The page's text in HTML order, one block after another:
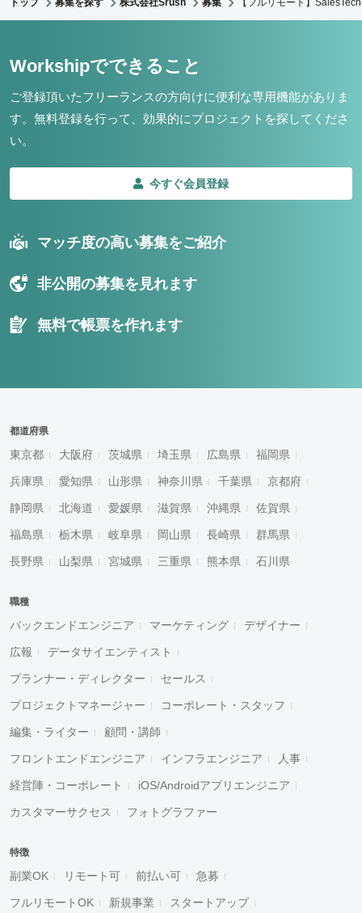
トップ 募集を探す 株式会社Srush 募集 【フルリモート】
Workshipでできること
ご登録頂いたフリーランスの方向けに便利な専用機能がありま
す。 無料登録を行って、効果的にプロジェクトを探してくださ
い。
今すぐ会員登録
マッチ度の高い募集をご紹介
非公開の募集を見れます
無料で帳票を作れます
都道府県
東京都 大阪府 茨城県 埼玉県 広島県 福岡県
兵庫県 愛知県 山形県 神奈川県 千葉県 京都府
静岡県 北海道 愛媛県 滋賀県 沖縄県 佐賀県
福島県 栃木県 岐阜県 岡山県 長崎県 群馬県
長野県 山梨県 宮城県 三重県 熊本県 石川県
職種
バックエンドエンジニア マーケティング デザイナー
広報 データサイエンティスト
プランナー・ディレクター セールス
プロジェクトマネージャー コーポレート・スタッフ
編集・ライター 顧問・講師
フロントエンドエンジニア インフラエンジニア 人事
経営陣・コーポレート iOS/Androidアプリエンジニア
カスタマーサクセス フォトグラファー
特徴
副業OK リモート可 前払い可 急募
フルリモートOK 新規事業 スタートアップ